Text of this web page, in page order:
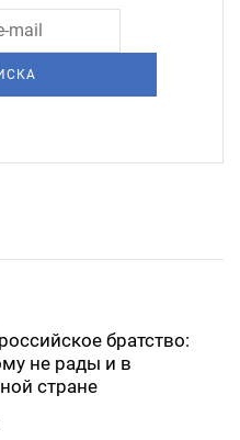
братство:
не рады и в
стране